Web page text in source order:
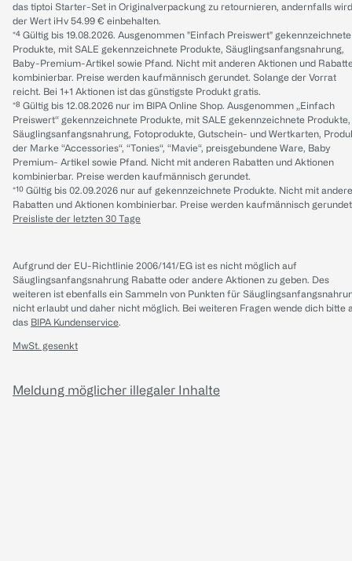
das tiptoi Starter-Set in Originalverpackung zu retournieren, andernfalls wird
der Wert iHv 54.99 € einbehalten.
*⁴ Gültig bis 19.08.2026. Ausgenommen "Einfach Preiswert" gekennzeichnete
Produkte, mit SALE gekennzeichnete Produkte, Säuglingsanfangsnahrung,
Baby-Premium-Artikel sowie Pfand. Nicht mit anderen Aktionen und
kombinierbar. Preise werden kaufmännisch gerundet. Solange der Vorrat
reicht. Bei 1+1 Aktionen ist das günstigste Produkt gratis.
*⁸ Gültig bis 12.08.2026 nur im BIPA Online Shop. Ausgenommen „Einfach
Preiswert“ gekennzeichnete Produkte, mit SALE gekennzeichnete Produkte,
Säuglingsanfangsnahrung, Fotoprodukte, Gutschein- und Wertkarten,
der Marke “Accessories“, “Tonies“, “Mavie“, preisgebundene Ware, Baby
Premium- Artikel sowie Pfand. Nicht mit anderen Rabatten und Aktionen
kombinierbar. Preise werden kaufmännisch gerundet.
*¹⁰ Gültig bis 02.09.2026 nur auf gekennzeichnete Produkte. Nicht mit
Rabatten und Aktionen kombinierbar. Preise werden kaufmännisch
Preisliste der letzten 30 Tage
Aufgrund der EU-Richtlinie 2006/141/EG ist es nicht möglich auf
Säuglingsanfangsnahrung Rabatte oder andere Aktionen zu geben. Des
weiteren ist ebenfalls ein Sammeln von Punkten für
nicht erlaubt und daher nicht möglich. Bei weiteren Fragen wende dich bitte
das BIPA Kundenservice.
MwSt. gesenkt
Meldung möglicher illegaler Inhalte